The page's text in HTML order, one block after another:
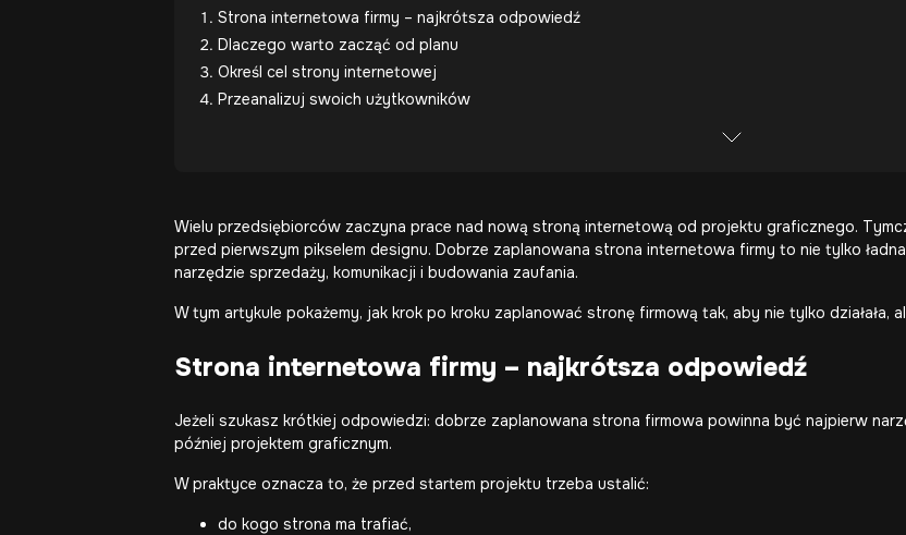
Strona internetowa firmy – najkrótsza odpowiedź
Dlaczego warto zacząć od planu
Określ cel strony internetowej
Przeanalizuj swoich użytkowników
Wielu przedsiębiorców zaczyna prace nad nową stroną internetową od projektu graficznego.
przed pierwszym pikselem designu. Dobrze zaplanowana strona internetowa firmy to nie tylko
narzędzie sprzedaży, komunikacji i budowania zaufania.
W tym artykule pokażemy, jak krok po kroku zaplanować stronę firmową tak, aby nie tylko działała,
Strona internetowa firmy – najkrótsza odpowiedź
Jeżeli szukasz krótkiej odpowiedzi: dobrze zaplanowana strona firmowa powinna być najpierw
później projektem graficznym.
W praktyce oznacza to, że przed startem projektu trzeba ustalić:
do kogo strona ma trafiać,